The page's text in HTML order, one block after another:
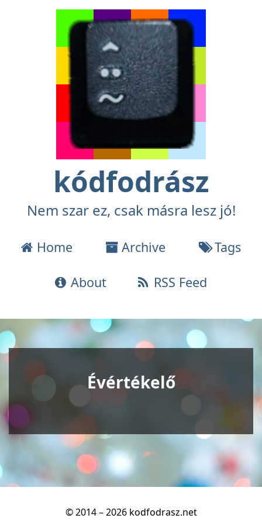
kódfodrász
Nem szar ez, csak másra lesz jó!
Home Archive Tags
About RSS Feed
Évértékelő
© 2014 – 2026 kodfodrasz.net